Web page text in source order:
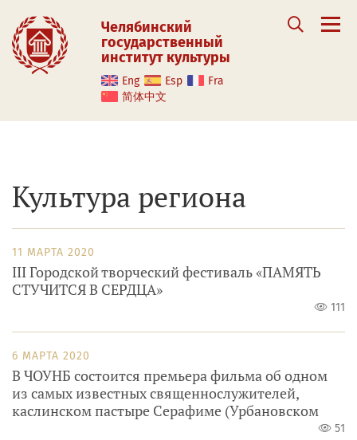
Челябинский
государственный
институт культуры
Eng Esp
Fra
简体中文
Культура региона
11 МАРТА 2020
III Городской творческий фестиваль «ПАМЯТЬ
СТУЧИТСЯ В СЕРДЦА»
111
6 МАРТА 2020
В ЧОУНБ состоится премьера фильма об одном
из самых известных священнослужителей,
каслинском пастыре Серафиме (Урбановском
51